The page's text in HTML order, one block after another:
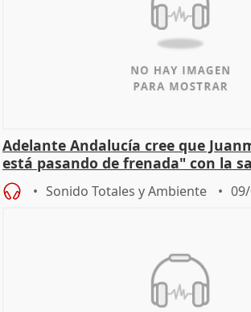
Adelante Andalucía cree que
está pasando de frenada" con la
Sonido Totales y Ambiente